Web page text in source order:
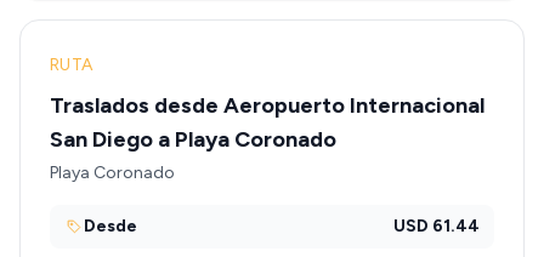
RUTA
Traslados desde Aeropuerto Internacional
San Diego a Playa Coronado
Playa Coronado
Desde USD 61.44